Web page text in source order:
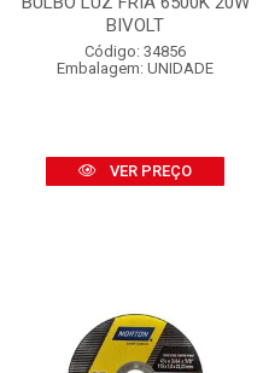
BIVOLT
Código: 34856
Embalagem: UNIDADE
VER PREÇO